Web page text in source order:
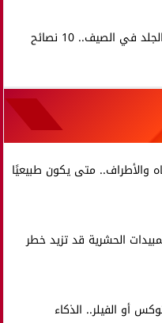
احذر التهابات الجلد في الصيف.. 10 نصائح
والأطراف.. متى يكون طبيعيًا
الحشرية قد تزيد خطر
أو الفيلر.. الذكاء